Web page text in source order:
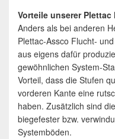
Vorteile unserer Plettac
Anders als bei anderen
Plettac-Assco Flucht-
aus eigens dafür
gewöhnlichen System-
Vorteil, dass die Stufen
vorderen Kante eine
haben. Zusätzlich sind
biegefester bzw.
Systemböden.